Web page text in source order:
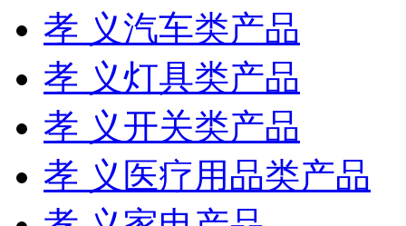
孝 义汽车类产品
孝 义灯具类产品
孝 义开关类产品
孝 义医疗用品类产品